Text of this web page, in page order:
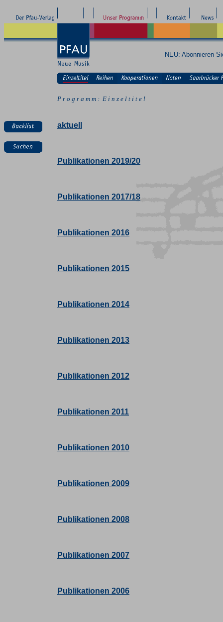
NEU: Abonnieren
P r o g r a m m : E i n z e l t i t e l
aktuell
Publikationen 2019/20
Publikationen 2017/18
Publikationen 2016
Publikationen 2015
Publikationen 2014
Publikationen 2013
Publikationen 2012
Publikationen 2011
Publikationen 2010
Publikationen 2009
Publikationen 2008
Publikationen 2007
Publikationen 2006